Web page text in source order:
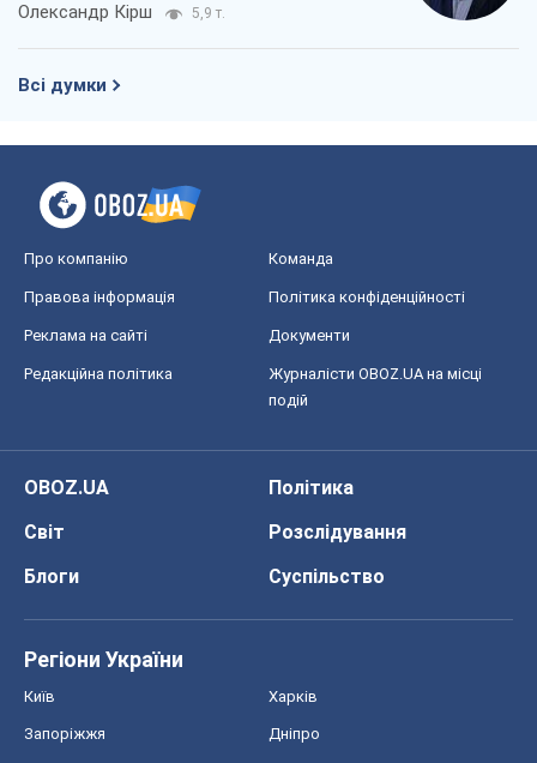
Олександр Кірш 5,9 т.
Всі думки
Про компанію Команда
Правова інформація Політика конфіденційності
Реклама на сайті Документи
Редакційна політика
Журналісти OBOZ.UA на місці
подій
OBOZ.UA
Політика
Світ
Розслідування
Блоги
Суспільство
Регіони України
Київ Харків
Запоріжжя Дніпро